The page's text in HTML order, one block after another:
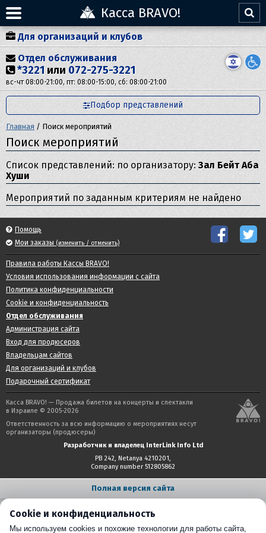
Касса BRAVO!
Для организаций и клубов
Отдел обслуживания
*3221 или 072-275-3221
вс-чт 08:00-21:00, пт: 08:00-15:00, сб: 08:00-21:00
Подбор представлений
Главная / Поиск мероприятий
Поиск мероприятий
Список представлений: по организатору: Зал Бейт Аба
Хуши
Мероприятий по заданным критериям не найдено
Помощь
Мои заказы (изменить / отменить)
Правила работы Кассы BRAVO!
Условия использования информации с сайта
Политика конфиденциальности
Cookie и конфиденциальность
Отдел обслуживания
Администрация сайта
Вход для продюсеров
Владельцам сайтов
Для организаций и клубов
Подарочный сертификат
Касса BRAVO! — Продажа билетов на концерты и спектакли
в Израиле © 2005-2026
Ответственность за всю информацию о мероприятиях несут
организаторы (продюсеры)
Разработчик и владелец InterLink Info Ltd
PB 242, Netanya 4210201,
Company number 512805862
Полная версия сайта
Cookie и конфиденциальность
Мы используем cookies и похожие технологии для работы сайта,